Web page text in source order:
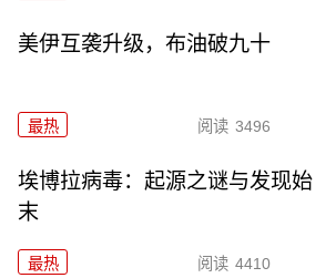
美伊互袭升级，布油破九十
最热 阅读 3496
埃博拉病毒：起源之谜与发现始
末
最热 阅读 4410